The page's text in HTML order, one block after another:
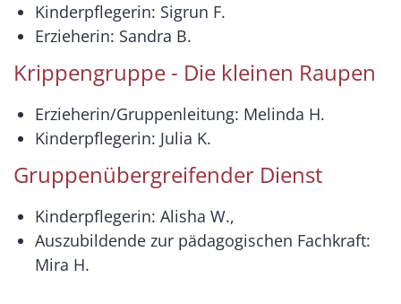
Kinderpflegerin: Sigrun F.
Erzieherin: Sandra B.
Krippengruppe - Die kleinen Raupen
Erzieherin/Gruppenleitung: Melinda H.
Kinderpflegerin: Julia K.
Gruppenübergreifender Dienst
Kinderpflegerin: Alisha W.,
Auszubildende zur pädagogischen Fachkraft:
Mira H.